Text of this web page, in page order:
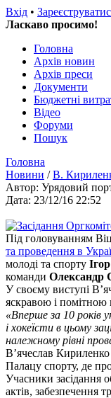
Вхід •
Ласкаво просимо!
Головна
Архів новин
Архів преси
Документи
Бюджетні
Відео
Форуми
Пошук
Головна
Новини /В.
Автор: Урядовий
Дата: 23/12/16 22:52
Під головуванням
та проведення в
молоді та спорту
команди Олександр
У своєму виступі
яскравою і помітною
«Вперше за 10 років
і хокеїсти в цьому
належному рівні
В’ячеслав
Палацу спорту, де
Учасники засідання
актів, забезпечення